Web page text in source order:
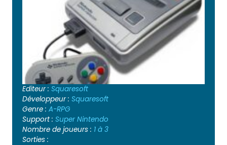
Editeur : Squaresoft
Développeur : Squaresoft
Genre : A-RPG
Support : Super Nintendo
Nombre de joueurs : 1 à 3
Sorties :